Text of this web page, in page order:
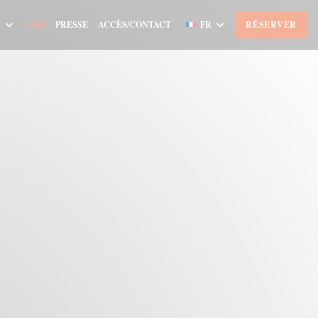
AVIS PRESSE ACCÈS/CONTACT FR RÉSERVER